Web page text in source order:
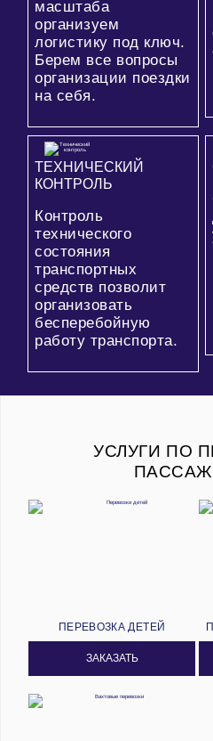
масштаба
организуем
логистику под ключ.
Берем все вопросы
организации поездки
на себя.
ТЕХНИЧЕСКИЙ
КОНТРОЛЬ
Контроль
технического
состояния
транспортных
средств позволит
организовать
бесперебойную
работу транспорта.
УСЛУГИ ПО
ПЕРЕВОЗКА ДЕТЕЙ
ЗАКАЗАТЬ